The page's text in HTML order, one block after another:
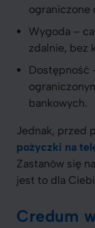
ograniczone
Wygoda –
zdalnie, bez
Dostępność
bankowych.
Jednak, przed
pożyczki na
Zastanów się
jest to dla
Credum